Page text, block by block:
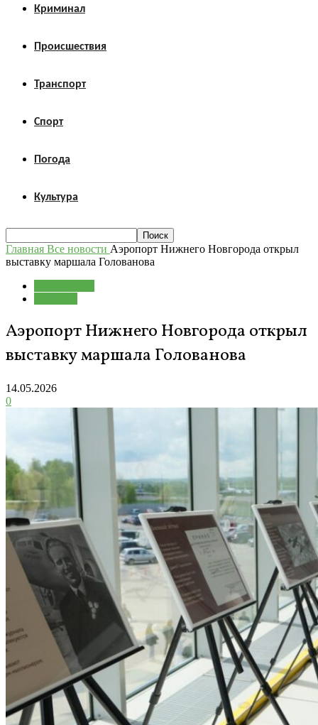
Криминал
Происшествия
Транспорт
Спорт
Погода
Культура
Главная Все новости Аэропорт Нижнего Новгорода открыл
выставку маршала Голованова
Аэропорт Нижнего Новгорода открыл
выставку маршала Голованова
14.05.2026
0